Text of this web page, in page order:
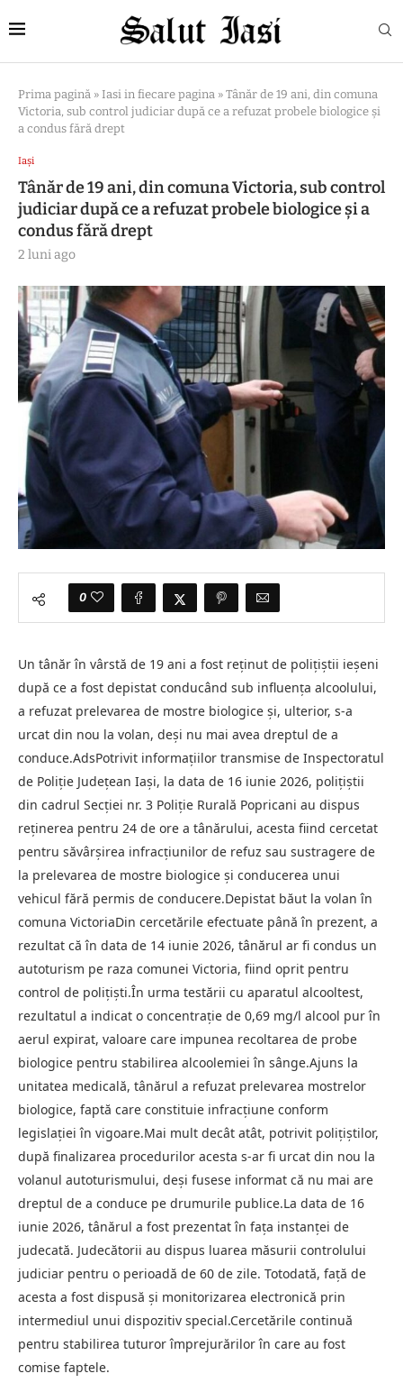
Prima pagină » Iasi in fiecare pagina » Tânăr de 19 ani, din comuna
Victoria, sub control judiciar după ce a refuzat probele biologice și
a condus fără drept
Iași
Tânăr de 19 ani, din comuna Victoria, sub control
judiciar după ce a refuzat probele biologice și a
condus fără drept
2 luni ago
0
Un tânăr în vârstă de 19 ani a fost reținut de polițiștii ieșeni
după ce a fost depistat conducând sub influența alcoolului,
a refuzat prelevarea de mostre biologice și, ulterior, s-a
urcat din nou la volan, deși nu mai avea dreptul de a
conduce.AdsPotrivit informațiilor transmise de Inspectoratul
de Poliție Județean Iași, la data de 16 iunie 2026, polițiștii
din cadrul Secției nr. 3 Poliție Rurală Popricani au dispus
reținerea pentru 24 de ore a tânărului, acesta fiind cercetat
pentru săvârșirea infracțiunilor de refuz sau sustragere de
la prelevarea de mostre biologice și conducerea unui
vehicul fără permis de conducere.Depistat băut la volan în
comuna VictoriaDin cercetările efectuate până în prezent, a
rezultat că în data de 14 iunie 2026, tânărul ar fi condus un
autoturism pe raza comunei Victoria, fiind oprit pentru
control de polițiști.În urma testării cu aparatul alcooltest,
rezultatul a indicat o concentrație de 0,69 mg/l alcool pur în
aerul expirat, valoare care impunea recoltarea de probe
biologice pentru stabilirea alcoolemiei în sânge.Ajuns la
unitatea medicală, tânărul a refuzat prelevarea mostrelor
biologice, faptă care constituie infracțiune conform
legislației în vigoare.Mai mult decât atât, potrivit polițiștilor,
după finalizarea procedurilor acesta s-ar fi urcat din nou la
volanul autoturismului, deși fusese informat că nu mai are
dreptul de a conduce pe drumurile publice.La data de 16
iunie 2026, tânărul a fost prezentat în fața instanței de
judecată. Judecătorii au dispus luarea măsurii controlului
judiciar pentru o perioadă de 60 de zile. Totodată, față de
acesta a fost dispusă și monitorizarea electronică prin
intermediul unui dispozitiv special.Cercetările continuă
pentru stabilirea tuturor împrejurărilor în care au fost
comise faptele.